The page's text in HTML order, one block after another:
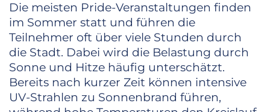
Die meisten Pride-Veranstaltungen finden
im Sommer statt und führen die
Teilnehmer oft über viele Stunden durch
die Stadt. Dabei wird die Belastung durch
Sonne und Hitze häufig unterschätzt.
Bereits nach kurzer Zeit können intensive
UV-Strahlen zu Sonnenbrand führen,